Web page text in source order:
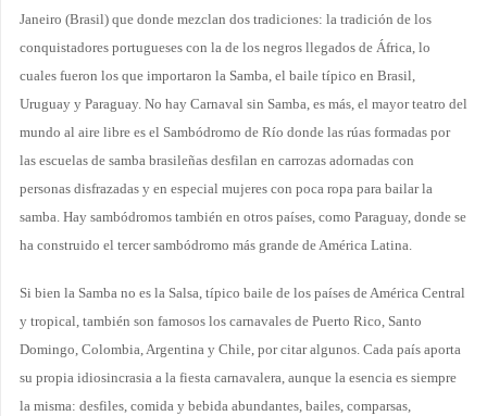
Janeiro (Brasil) que donde mezclan dos tradiciones: la tradición de los
conquistadores portugueses con la de los negros llegados de África, lo
cuales fueron los que importaron la Samba, el baile típico en Brasil,
Uruguay y Paraguay. No hay Carnaval sin Samba, es más, el mayor teatro del
mundo al aire libre es el Sambódromo de Río donde las rúas formadas por
las escuelas de samba brasileñas desfilan en carrozas adornadas con
personas disfrazadas y en especial mujeres con poca ropa para bailar la
samba. Hay sambódromos también en otros países, como Paraguay, donde se
ha construido el tercer sambódromo más grande de América Latina.
Si bien la Samba no es la Salsa, típico baile de los países de América Central
y tropical, también son famosos los carnavales de Puerto Rico, Santo
Domingo, Colombia, Argentina y Chile, por citar algunos. Cada país aporta
su propia idiosincrasia a la fiesta carnavalera, aunque la esencia es siempre
la misma: desfiles, comida y bebida abundantes, bailes, comparsas,